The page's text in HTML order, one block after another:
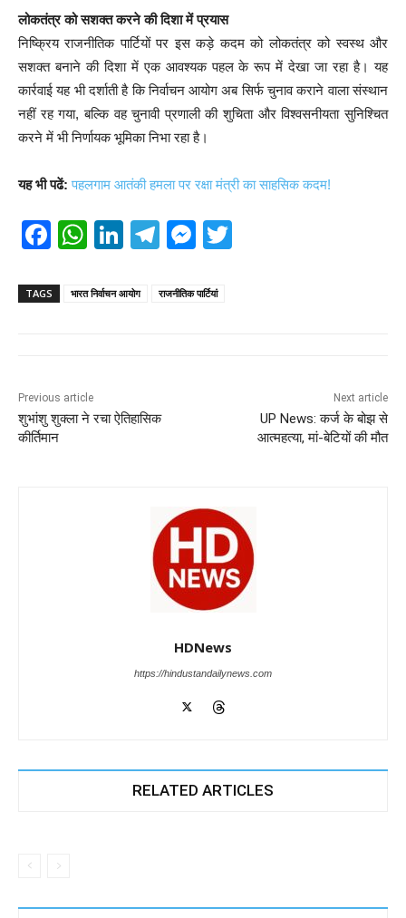
लोकतंत्र को सशक्त करने की दिशा में प्रयास
निष्क्रिय राजनीतिक पार्टियों पर इस कड़े कदम को लोकतंत्र को स्वस्थ और
सशक्त बनाने की दिशा में एक आवश्यक पहल के रूप में देखा जा रहा है। यह
कार्रवाई यह भी दर्शाती है कि निर्वाचन आयोग अब सिर्फ चुनाव कराने वाला संस्थान
नहीं रह गया, बल्कि वह चुनावी प्रणाली की शुचिता और विश्वसनीयता सुनिश्चित
करने में भी निर्णायक भूमिका निभा रहा है।
यह भी पढें: पहलगाम आतंकी हमला पर रक्षा मंत्री का साहसिक कदम!
F
c
o
k
W
at
p
Li
k
T
e
M
ss
TAGS भारत निर्वाचन आयोग राजनीतिक पार्टियां
Previous article
शुभांशु शुक्ला ने रचा ऐतिहासिक
कीर्तिमान
Next article
UP News: कर्ज के बोझ से
आत्महत्या, मां-बेटियों की मौत
HDNews
https://hindustandailynews.com
RELATED ARTICLES